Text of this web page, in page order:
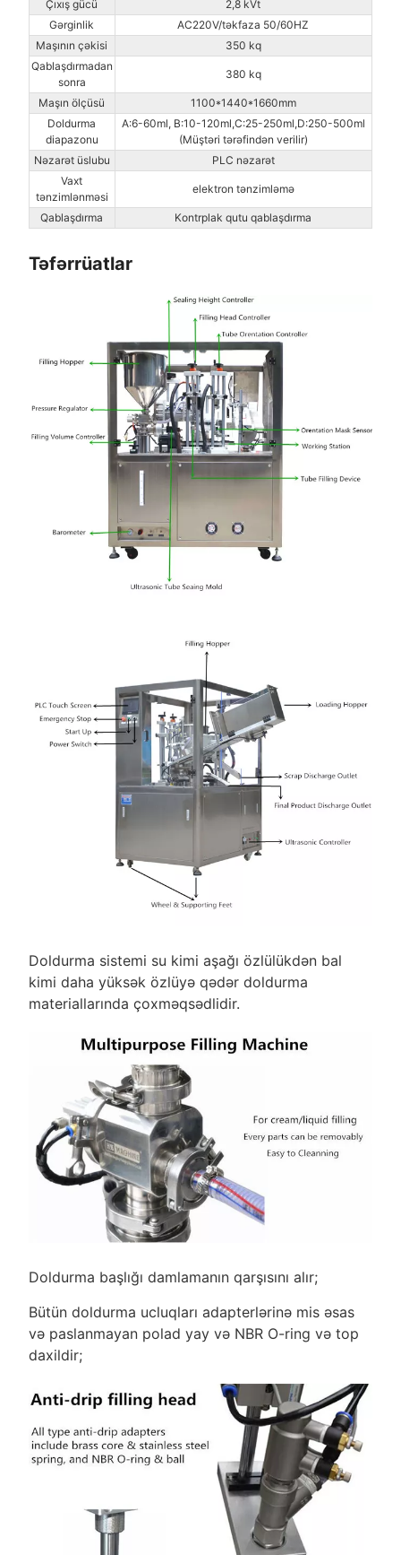
Çıxış gücü
2,8 kVt
Gərginlik
AC220V/təkfaza 50/60HZ
Maşının çəkisi
350 kq
Qablaşdırmadan
sonra
380 kq
Maşın ölçüsü
1100*1440*1660mm
Doldurma
diapazonu
A:6-60ml, B:10-120ml,C:25-250ml,D:250-500ml
(Müştəri tərəfindən verilir)
Nəzarət üslubu
PLC nəzarət
Vaxt
tənzimlənməsi
elektron tənzimləmə
Qablaşdırma Kontrplak qutu qablaşdırma
Təfərrüatlar
Doldurma sistemi su kimi aşağı özlülükdən bal
kimi daha yüksək özlüyə qədər doldurma
materiallarında çoxməqsədlidir.
Doldurma başlığı damlamanın qarşısını alır;
Bütün doldurma ucluqları adapterlərinə mis əsas
və paslanmayan polad yay və NBR O-ring və top
daxildir;